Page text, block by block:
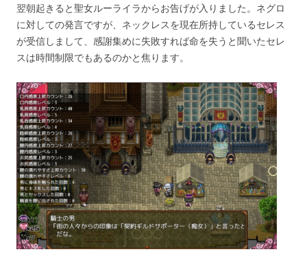
翌朝起きると聖女ルーライラからお告げが入りました。ネグロ
に対しての発言ですが、ネックレスを現在所持しているセレス
が受信しまして、感謝集めに失敗すれば命を失うと聞いたセレ
スは時間制限でもあるのかと焦ります。